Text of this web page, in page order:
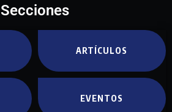
Secciones
ARTÍCULOS
EVENTOS